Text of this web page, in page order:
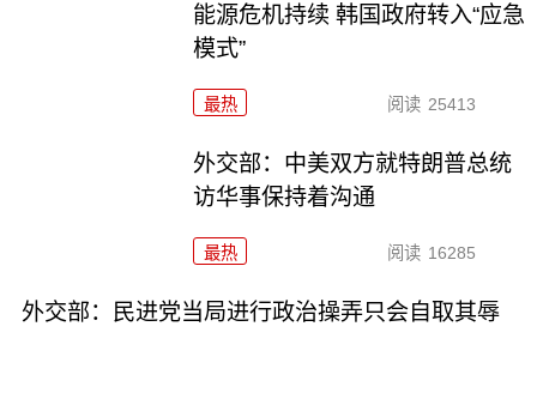
能源危机持续 韩国政府转入“应急
模式”
最热 阅读 25413
外交部：中美双方就特朗普总统
访华事保持着沟通
最热 阅读 16285
外交部：民进党当局进行政治操弄只会自取其辱